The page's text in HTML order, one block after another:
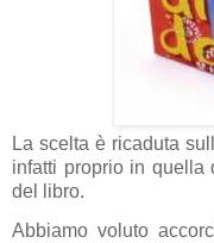
La scelta è ricaduta
infatti proprio in quella
del libro.
Abbiamo voluto